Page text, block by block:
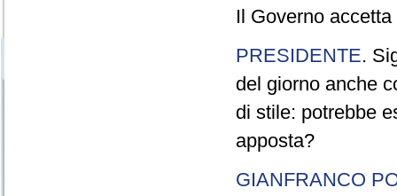
Il Governo
PRESIDENTE.
del giorno anche
di stile: potrebbe
apposta?
GIANFRANCO